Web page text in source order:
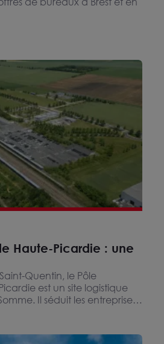
Haute-Picardie : une
Quentin, le Pôle
est un site logistique
Il séduit les entreprises